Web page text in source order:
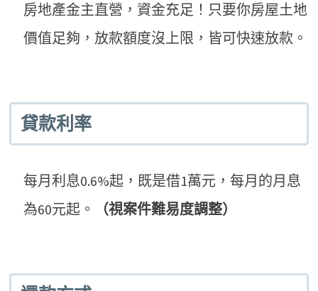
房地產金主直營，資金充足！只要你房屋土地
價值足夠，放款額度沒上限，皆可快速放款。
貸款利率
每月利息0.6%起，既是借1萬元，每月的月息
為60元起。
（視案件難易度調整）